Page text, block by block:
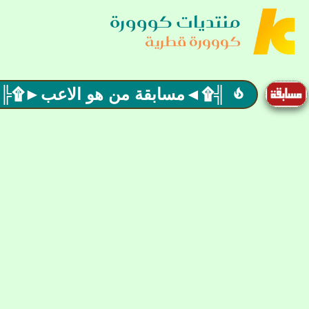
منتديات كووورة
كووورة قطرية
 ╣۩◄مسابقة من هو الاعب►۩╠